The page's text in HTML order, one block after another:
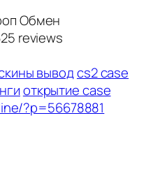
Обмен
reviews
выводcs2 case
открытие case
?p=56678881